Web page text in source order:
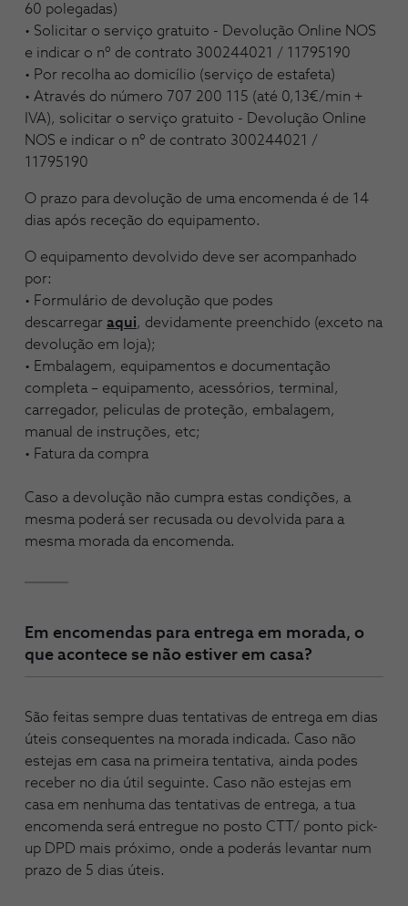
60 polegadas)
• Solicitar o serviço gratuito - Devolução Online NOS
e indicar o nº de contrato 300244021 / 11795190
• Por recolha ao domicílio (serviço de estafeta)
• Através do número 707 200 115 (até 0,13€/min +
IVA), solicitar o serviço gratuito - Devolução Online
NOS e indicar o nº de contrato 300244021 /
11795190
O prazo para devolução de uma encomenda é de 14
dias após receção do equipamento.
O equipamento devolvido deve ser acompanhado
por:
• Formulário de devolução que podes
descarregar aqui, devidamente preenchido (exceto na
devolução em loja);
• Embalagem, equipamentos e documentação
completa – equipamento, acessórios, terminal,
carregador, peliculas de proteção, embalagem,
manual de instruções, etc;
• Fatura da compra
Caso a devolução não cumpra estas condições, a
mesma poderá ser recusada ou devolvida para a
mesma morada da encomenda.
Em encomendas para entrega em morada, o
que acontece se não estiver em casa?
São feitas sempre duas tentativas de entrega em dias
úteis consequentes na morada indicada. Caso não
estejas em casa na primeira tentativa, ainda podes
receber no dia útil seguinte. Caso não estejas em
casa em nenhuma das tentativas de entrega, a tua
encomenda será entregue no posto CTT/ ponto pick-
up DPD mais próximo, onde a poderás levantar num
prazo de 5 dias úteis.